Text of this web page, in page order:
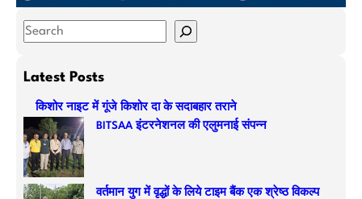
S
a
c
h
Latest Posts
किशोर नाइट में गूंजे किशोर दा के सदाबहार तराने
BITSAA इंटरनेशनल की एलुमनाई संपन्न
वर्तमान युग में वृद्धों के लिये टाइम बैंक एक श्रेष्ठ विकल्प